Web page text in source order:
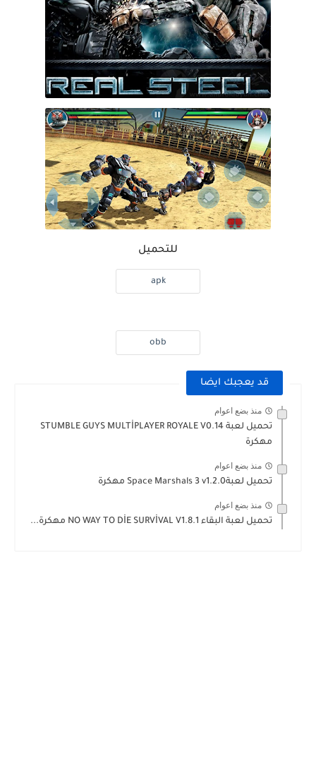
للتحميل
apk
obb
قد يعجبك ايضا
منذ بضع اعوام
تحميل لعبة STUMBLE GUYS MULTİPLAYER ROYALE V0.14
مهكرة
منذ بضع اعوام
تحميل لعبةSpace Marshals 3 v1.2.0 مهكرة
منذ بضع اعوام
تحميل لعبة البقاء NO WAY TO DİE SURVİVAL V1.8.1 مهكرة...